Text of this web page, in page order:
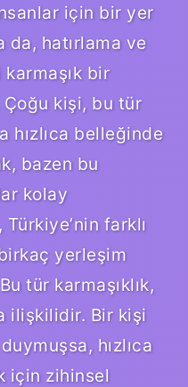
için bir yer
da, hatırlama ve
bir
kişi, bu tür
hızlıca belleğinde
bazen bu
kolay
farklı
yerleşim
tür karmaşıklık,
ilişkilidir. Bir kişi
hızlıca
için zihinsel